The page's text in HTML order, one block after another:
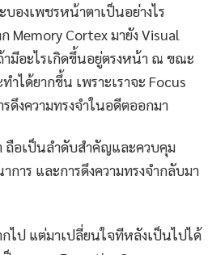
บองเพชรหน้าตาเป็นอย่างไร
Memory Cortex มายัง Visual
มีอะไรเกิดขึ้นอยู่ตรงหน้า ณ ขณะ
ได้ยากขึ้น เพราะเราจะ Focus
ดึงความทรงจำในอดีตออกมา
ถือเป็นลำดับสำคัญและควบคุม
การ และการดึงความทรงจำกลับมา
ไป แต่มาเปลี่ยนใจทีหลังเป็นไปได้